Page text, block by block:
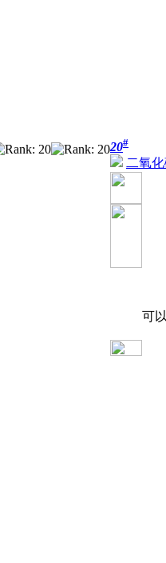
20#
二氧
可